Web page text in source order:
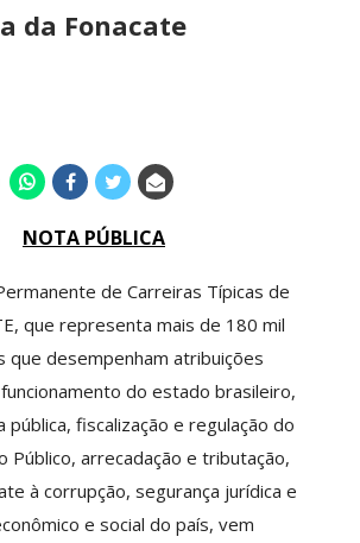
da Fonacate
NOTA PÚBLICA
de Carreiras Típicas de
que representa mais de 180 mil
que desempenham atribuições
do estado brasileiro,
pública, fiscalização e regulação do
Público, arrecadação e tributação,
à corrupção, segurança jurídica e
e social do país, vem